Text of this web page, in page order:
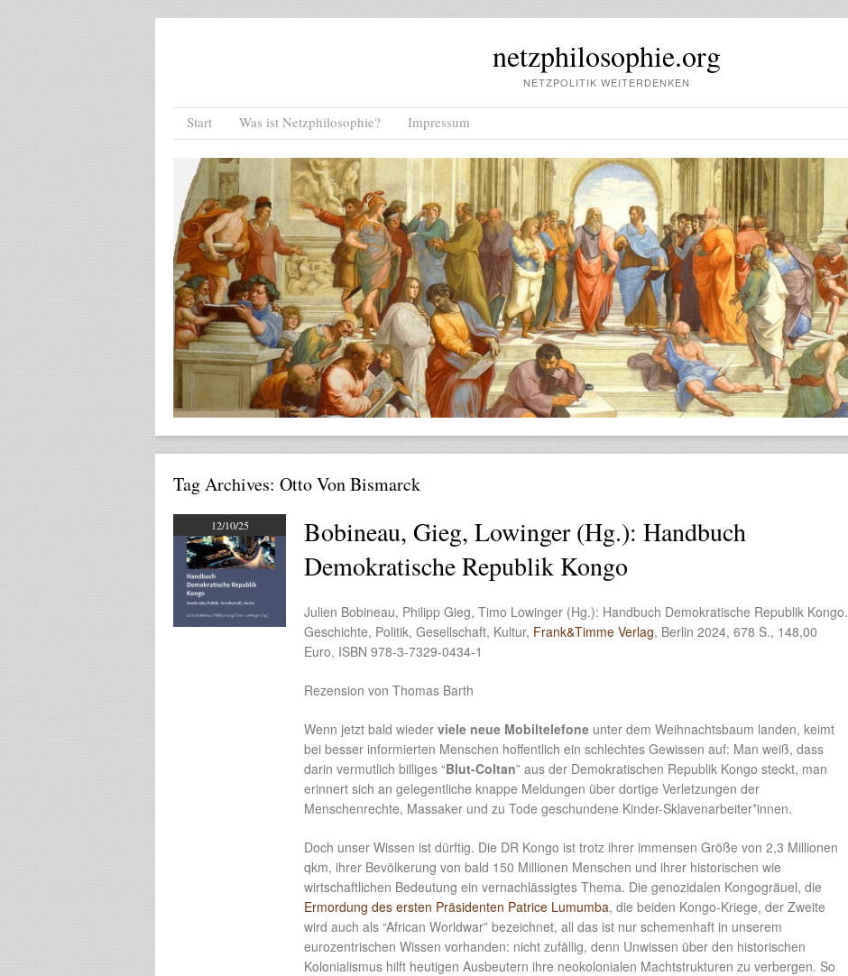
netzphilosophie.org
NETZPOLITIK WEITERDENKEN
Menu
Skip to content
Start Was ist Netzphilosophie? Impressum
Tag Archives: Otto Von Bismarck
12/10/25
Bobineau, Gieg, Lowinger (Hg.): Handbuch
Demokratische Republik Kongo
Julien Bobineau, Philipp Gieg, Timo Lowinger (Hg.): Handbuch Demokratische Republik Kongo.
Geschichte, Politik, Gesellschaft, Kultur, Frank&Timme Verlag, Berlin 2024, 678 S., 148,00
Euro, ISBN 978-3-7329-0434-1
Rezension von Thomas Barth
Wenn jetzt bald wieder viele neue Mobiltelefone unter dem Weihnachtsbaum landen, keimt
bei besser informierten Menschen hoffentlich ein schlechtes Gewissen auf: Man weiß, dass
darin vermutlich billiges “Blut-Coltan” aus der Demokratischen Republik Kongo steckt, man
erinnert sich an gelegentliche knappe Meldungen über dortige Verletzungen der
Menschenrechte, Massaker und zu Tode geschundene Kinder-Sklavenarbeiter*innen.
Doch unser Wissen ist dürftig. Die DR Kongo ist trotz ihrer immensen Größe von 2,3 Millionen
qkm, ihrer Bevölkerung von bald 150 Millionen Menschen und ihrer historischen wie
wirtschaftlichen Bedeutung ein vernachlässigtes Thema. Die genozidalen Kongogräuel, die
Ermordung des ersten Präsidenten Patrice Lumumba, die beiden Kongo-Kriege, der Zweite
wird auch als “African Worldwar” bezeichnet, all das ist nur schemenhaft in unserem
eurozentrischen Wissen vorhanden: nicht zufällig, denn Unwissen über den historischen
Kolonialismus hilft heutigen Ausbeutern ihre neokolonialen Machtstrukturen zu verbergen. So